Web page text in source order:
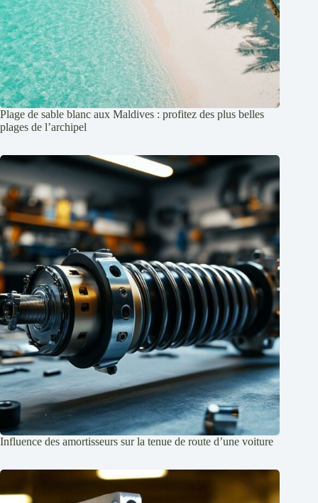
Plage de sable blanc aux Maldives : profitez des plus belles
plages de l’archipel
Influence des amortisseurs sur la tenue de route d’une voiture